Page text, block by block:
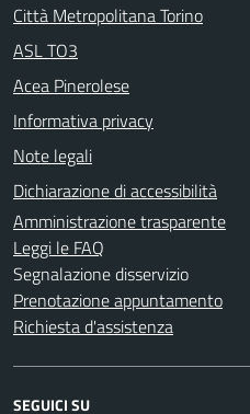
Città Metropolitana Torino
ASL TO3
Acea Pinerolese
Informativa privacy
Note legali
Dichiarazione di accessibilità
Amministrazione trasparente
Leggi le FAQ
Segnalazione disservizio
Prenotazione appuntamento
Richiesta d'assistenza
SEGUICI SU